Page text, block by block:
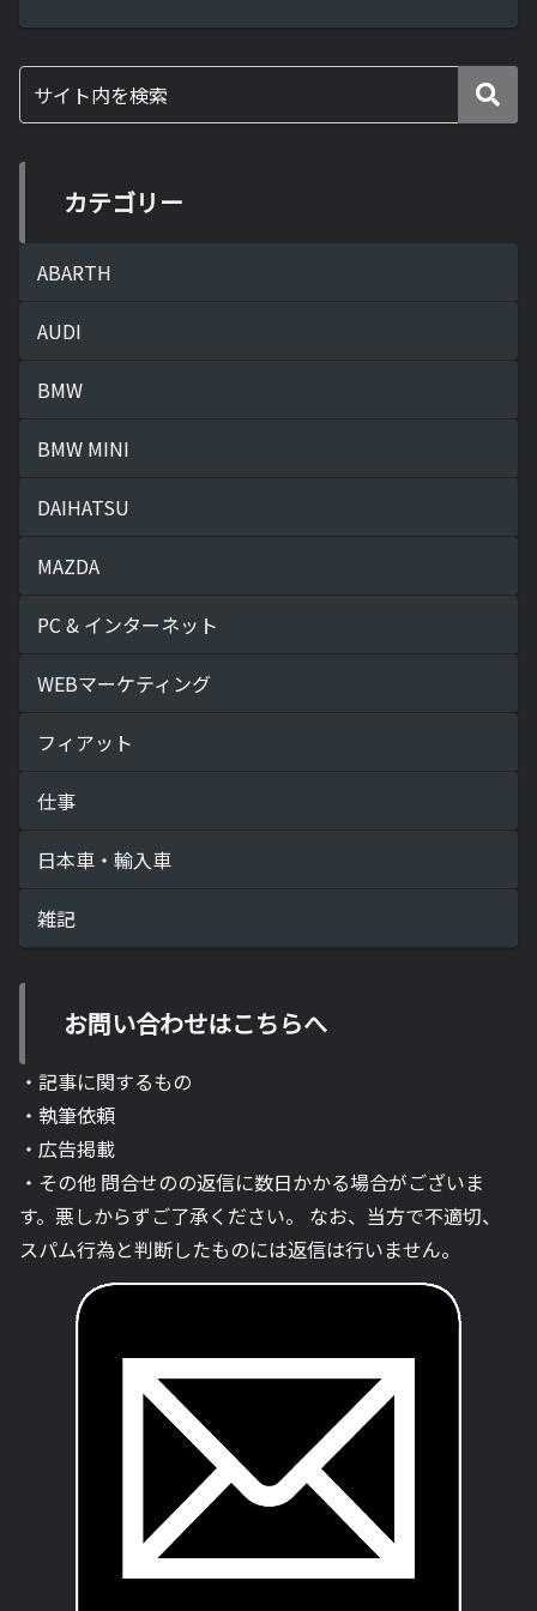
カテゴリー
ABARTH
AUDI
BMW
BMW MINI
DAIHATSU
MAZDA
PC & インターネット
WEBマーケティング
フィアット
仕事
日本車・輸入車
雑記
お問い合わせはこちらへ
・記事に関するもの
・執筆依頼
・広告掲載
・その他 問合せのの返信に数日かかる場合がございま
す。悪しからずご了承ください。 なお、当方で不適切、
スパム行為と判断したものには返信は行いません。